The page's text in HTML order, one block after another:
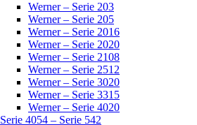
Werner – Serie 203
Werner – Serie 205
Werner – Serie 2016
Werner – Serie 2020
Werner – Serie 2108
Werner – Serie 2512
Werner – Serie 3020
Werner – Serie 3315
Werner – Serie 4020
Serie 4054 – Serie 542